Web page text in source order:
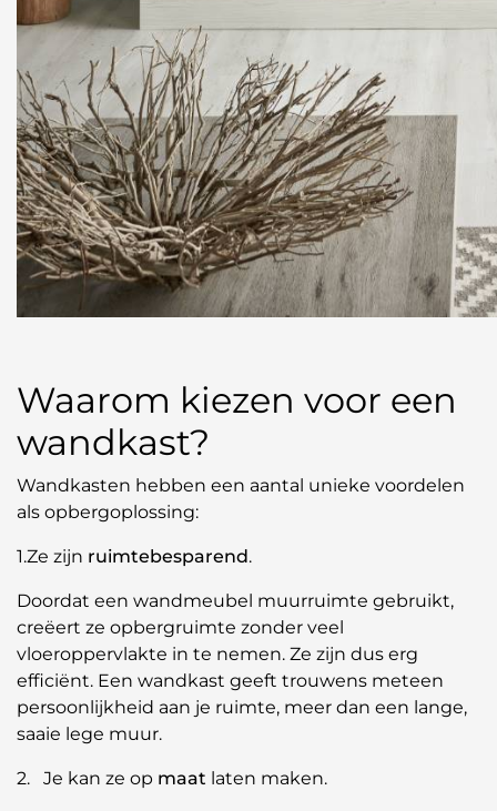
Waarom kiezen voor een
wandkast?
Wandkasten hebben een aantal unieke voordelen
als opbergoplossing:
1.Ze zijn ruimtebesparend.
Doordat een wandmeubel muurruimte gebruikt,
creëert ze opbergruimte zonder veel
vloeroppervlakte in te nemen. Ze zijn dus erg
efficiënt. Een wandkast geeft trouwens meteen
persoonlijkheid aan je ruimte, meer dan een lange,
saaie lege muur.
2. Je kan ze op maat laten maken.